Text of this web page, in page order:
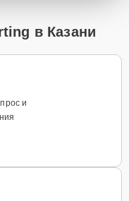
в Казани
и